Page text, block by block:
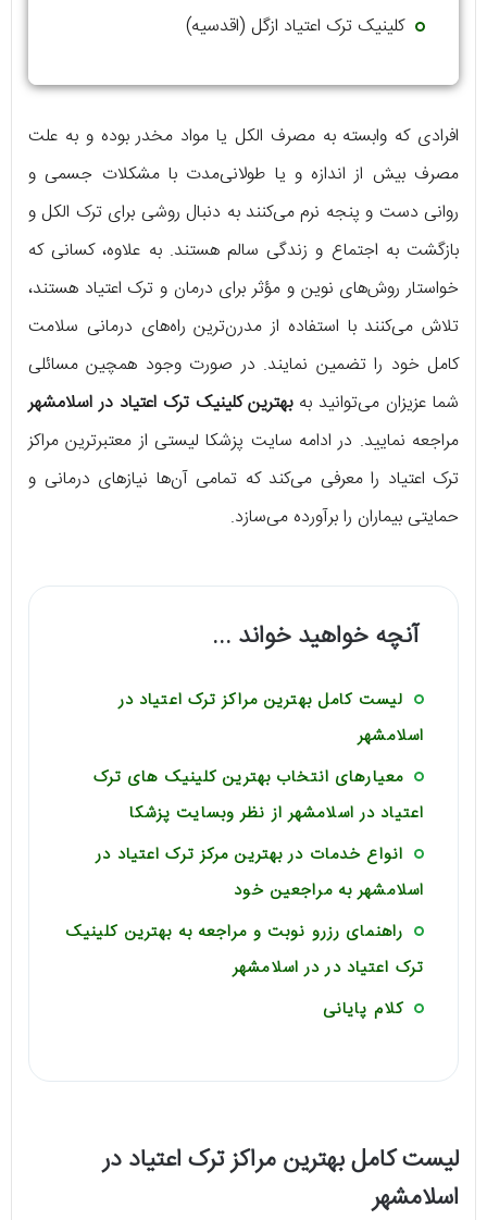
کلینیک ترک اعتیاد ازگل (اقدسیه)
افرادی که وابسته به مصرف الکل یا مواد مخدر بوده و به علت
مصرف بیش از اندازه و یا طولانی‌مدت با مشکلات جسمی و
روانی دست و پنجه نرم می‌کنند به دنبال روشی برای ترک الکل و
بازگشت به اجتماع و زندگی سالم هستند. به علاوه، کسانی که
خواستار روش‌های نوین و مؤثر برای درمان و ترک اعتیاد هستند،
تلاش می‌کنند با استفاده از مدرن‌ترین راه‌های درمانی سلامت
کامل خود را تضمین نمایند. در صورت وجود همچین مسائلی
شما عزیزان می‌توانید بهبهترین کلینیک ترک اعتیاد در اسلامشهر
مراجعه نمایید. در ادامه سایت پزشکا لیستی از معتبرترین مراکز
ترک اعتیاد را معرفی می‌کند که تمامی آن‌ها نیازهای درمانی و
حمایتی بیماران را برآورده می‌سازد.
آنچه خواهید خواند ...
لیست کامل بهترین مراکز ترک اعتیاد در
اسلامشهر
معیارهای انتخاب بهترین کلینیک های ترک
اعتیاد در اسلامشهر از نظر وبسایت پزشکا
انواع خدمات در بهترین مرکز ترک اعتیاد در
اسلامشهر به مراجعین خود
راهنمای رزرو نوبت و مراجعه به بهترین کلینیک
ترک اعتیاد در در اسلامشهر
کلام پایانی
لیست کامل بهترین مراکز ترک اعتیاد در
اسلامشهر